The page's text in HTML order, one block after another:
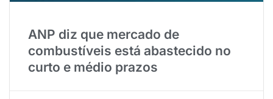
ANP diz que mercado de
combustíveis está abastecido no
curto e médio prazos